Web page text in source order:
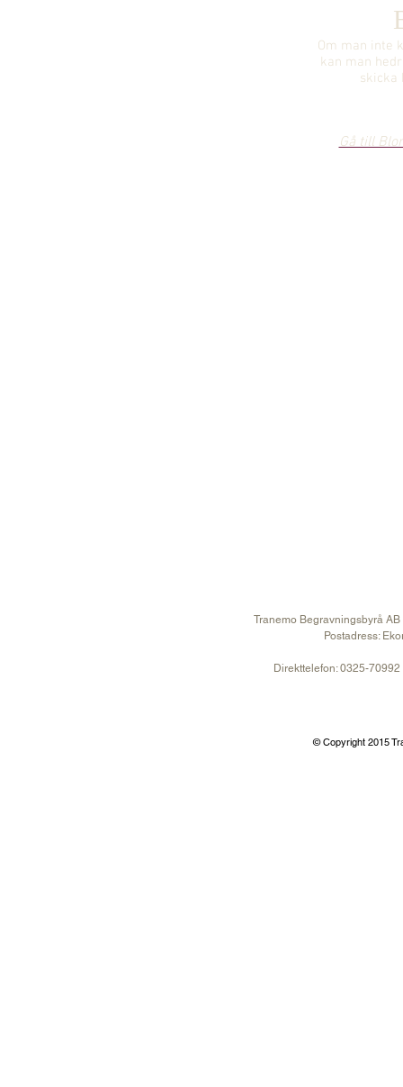
Om man inte
kan man
skicka
Gå till
Tranemo Begravningsbyrå
Postadress:
Direkttelefon: 0325-
© Copyright 2015